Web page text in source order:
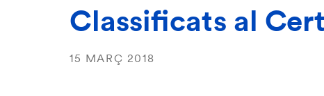
Classificats al
15 MARÇ 2018